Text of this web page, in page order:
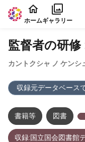
本文に飛ぶ
ホームギャラリー
監督者の研修
カントクシャ ノ ケンシ
収録元データベース
書籍等 図書
収録:国立国会図書館